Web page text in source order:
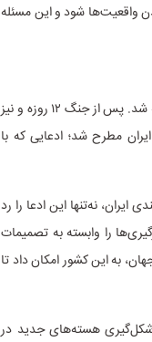
واقعیت‌ها شود و این مسئله
در ادامه این روند، نقش ایران در تغییر معادلات منطقه‌ای به‌طور فزاینده‌ای برجسته شد. پس از جنگ ۱۲ روزه و نیز
مطرح شد؛ ادعایی که با
نه‌تنها این ادعا را رد
را وابسته به تصمیمات
به این کشور امکان داد تا
شکل‌گیری هسته‌های جدید در